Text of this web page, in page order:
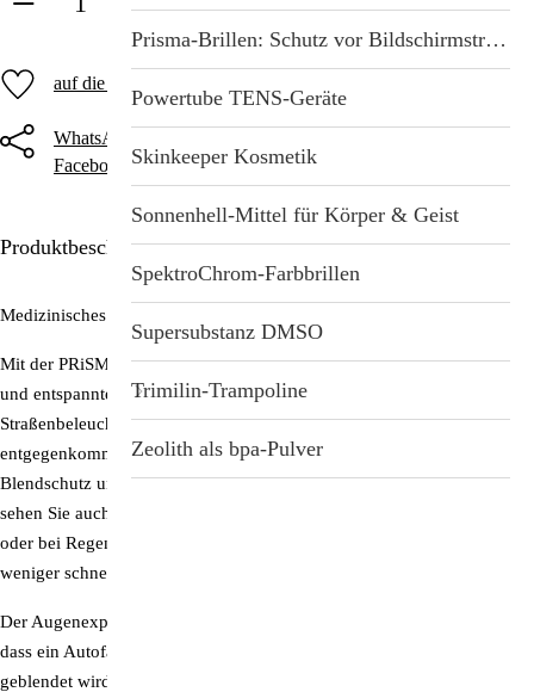
auf die Merkliste
WhatsApp
Facebook
Twitter E-Mail
Produktbeschreibung
Medizinisches Fachwissen trifft deutsche Innovation und Qualität!
Mit der PRiSMA® P1 DRiVE Day&Nighterleben Sie ein völlig anderes
und entspannteres Gefühl beim Autofahren! Egal ob helle
Straßenbeleuchtung, grelle Leuchtreklamen oder Scheinwerfer
entgegenkommender Fahrzeuge: Diese Brille bietet optimalen
Blendschutz und verbessert zugleich auch Ihre Sicht. Mit dieser Brille
sehen Sie auch bei schlechten Wetterverhältnissen, in der Dämmerung
oder bei Regen immer kontrastreich. Dadurch ermüden Ihre Augen
weniger schnell, Sie fahren entspannter und das Unfallrisiko sinkt.
Der Augenexperte Prof. Olaf Strauß von der Charité in Berlin erklärt,
dass ein Autofahrer, der von entgegenkommenden Scheinwerfern
geblendet wird, bis zu 30 Sekunden lang eingeschränkt sehen kann.
Prisma-Brillen: Schutz vor Bildschirmstrahlung
Powertube TENS-Geräte
Skinkeeper Kosmetik
Sonnenhell-Mittel für Körper & Geist
SpektroChrom-Farbbrillen
Supersubstanz DMSO
Trimilin-Trampoline
Zeolith als bpa-Pulver